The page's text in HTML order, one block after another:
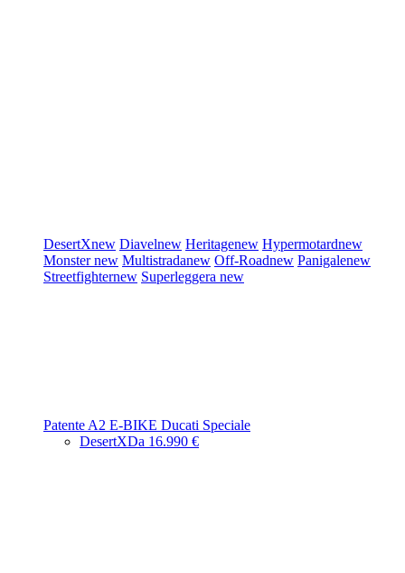
DesertXnew Diavelnew Heritagenew Hypermotardnew
Monsternew Multistradanew Off-Roadnew Panigalenew
Streetfighternew Superleggera new
Patente A2 E-BIKE Ducati Speciale
DesertXDa 16.990 €